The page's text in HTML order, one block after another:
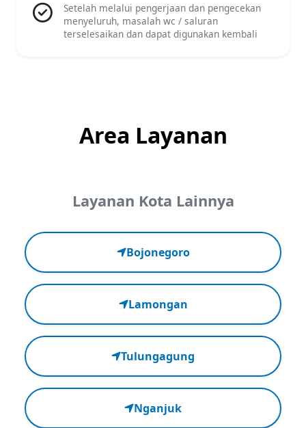
Setelah melalui pengerjaan dan pengecekan
menyeluruh, masalah wc / saluran
terselesaikan dan dapat digunakan kembali
Area Layanan
Layanan Kota Lainnya
Bojonegoro
Lamongan
Tulungagung
Nganjuk